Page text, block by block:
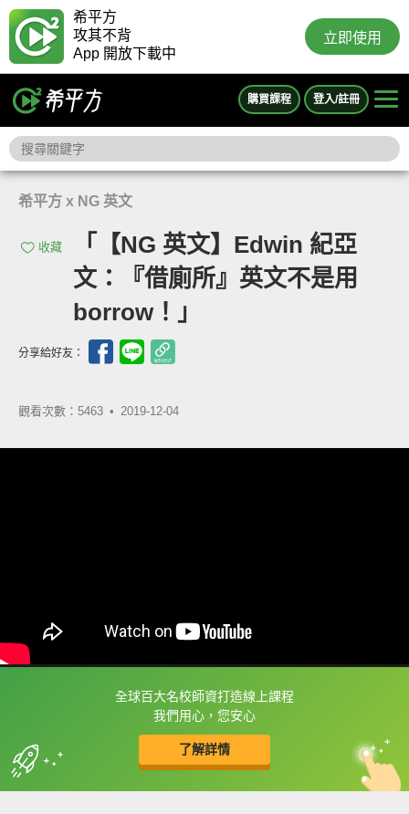
希平方
攻其不背
App 開放下載中
立即使用
購買課程 登入/註冊
希平方 x NG 英文
收藏
「【NG 英文】Edwin 紀亞
文：『借廁所』英文不是用
borrow！」
分享給好友：
觀看次數：5463 • 2019-12-04
全球百大名校師資打造線上課程
我們用心，您安心
了解詳情
框選或點兩下字幕可以直接查字典喔！